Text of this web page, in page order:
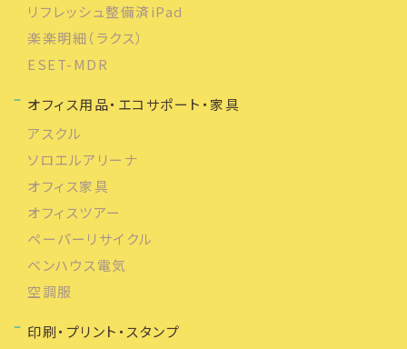
リフレッシュ整備済iPad
楽楽明細（ラクス）
ESET-MDR
オフィス用品・エコサポート・家具
アスクル
ソロエルアリーナ
オフィス家具
オフィスツアー
ペーパーリサイクル
ベンハウス電気
空調服
印刷・プリント・スタンプ